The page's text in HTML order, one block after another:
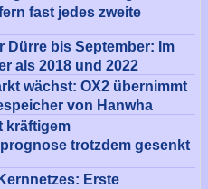
fast jedes zweite
Dürre bis September: Im
als 2018 und 2022
wächst: OX2 übernimmt
von Hanwha
kräftigem
trotzdem gesenkt
Erste